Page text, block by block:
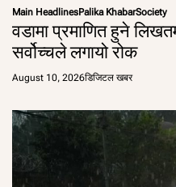
Main HeadlinesPalika KhabarSociety
वडामा प्रमाणित हुने
सर्वोच्चले लगायो रोक
August 10, 2026डिजिटल खबर